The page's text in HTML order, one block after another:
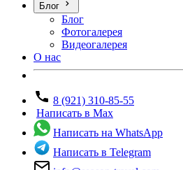
Блог
Блог
Фотогалерея
Видеогалерея
О нас
8 (921) 310-85-55
Написать в Max
Написать на WhatsApp
Написать в Telegram